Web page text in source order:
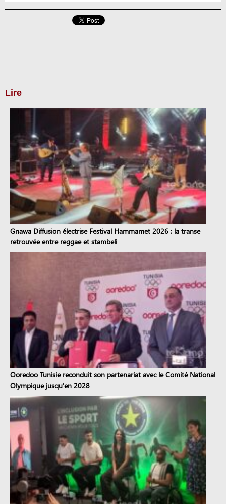
Lire
Gnawa Diffusion électrise Festival Hammamet 2026 : la transe
retrouvée entre reggae et stambeli
Ooredoo Tunisie reconduit son partenariat avec le Comité National
Olympique jusqu'en 2028